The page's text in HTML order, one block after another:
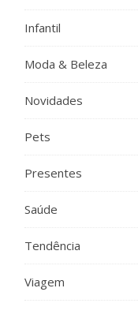
Infantil
Moda & Beleza
Novidades
Pets
Presentes
Saúde
Tendência
Viagem